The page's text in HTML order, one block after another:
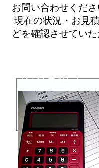
お問い合わせくださ
現在の状況・お見
どを​確認させていた
②お見積り